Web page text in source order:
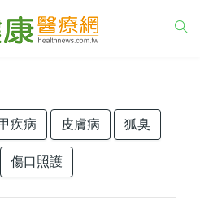
疾病 皮膚病 狐臭
傷口照護